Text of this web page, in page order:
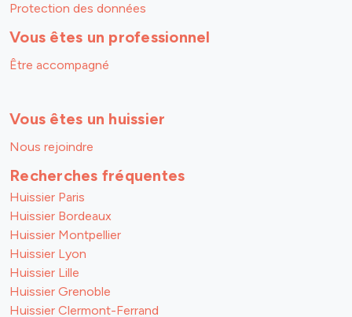
Protection des données
Vous êtes un professionnel
Être accompagné
Vous êtes un huissier
Nous rejoindre
Recherches fréquentes
Huissier Paris
Huissier Bordeaux
Huissier Montpellier
Huissier Lyon
Huissier Lille
Huissier Grenoble
Huissier Clermont-Ferrand